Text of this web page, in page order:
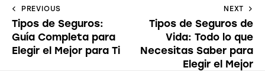
PREVIOUS
Tipos de Seguros:
Guía Completa para
Elegir el Mejor para Ti
NEXT
Tipos de Seguros de
Vida: Todo lo que
Necesitas Saber para
Elegir el Mejor